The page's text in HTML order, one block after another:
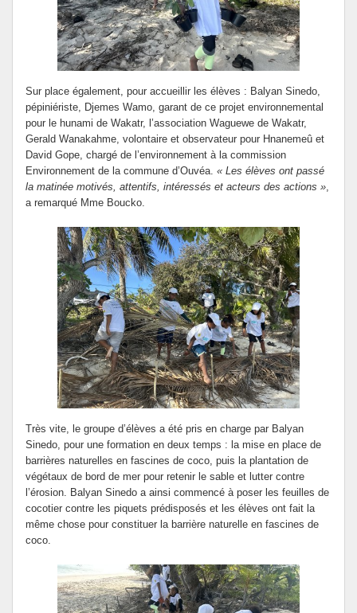
Sur place également, pour accueillir les élèves : Balyan Sinedo,
pépiniériste, Djemes Wamo, garant de ce projet environnemental
pour le hunami de Wakatr, l’association Waguewe de Wakatr,
Gerald Wanakahme, volontaire et observateur pour Hnanemeû et
David Gope, chargé de l’environnement à la commission
Environnement de la commune d’Ouvéa. « Les élèves ont passé
la matinée motivés, attentifs, intéressés et acteurs des actions »
a remarqué Mme Boucko.
Très vite, le groupe d’élèves a été pris en charge par Balyan
Sinedo, pour une formation en deux temps : la mise en place de
barrières naturelles en fascines de coco, puis la plantation de
végétaux de bord de mer pour retenir le sable et lutter contre
l’érosion. Balyan Sinedo a ainsi commencé à poser les feuilles de
cocotier contre les piquets prédisposés et les élèves ont fait la
même chose pour constituer la barrière naturelle en fascines de
coco.